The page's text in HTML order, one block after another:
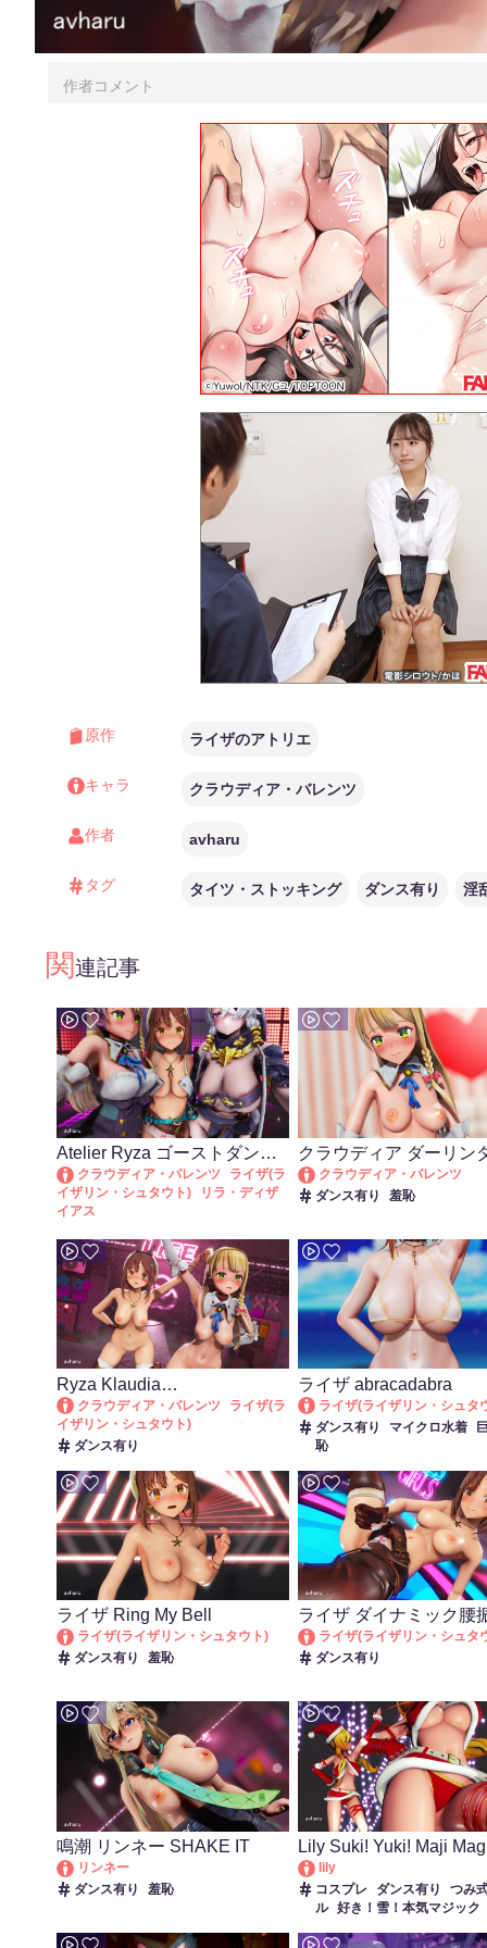
作者コメント
Iwaraの古い動画が見れるようになりましたね
原作 ライザのアトリエ
キャラ クラウディア・バレンツ
作者 avharu
タグ タイツ・ストッキング ダンス有り 淫
関連記事
Atelier Ryza ゴーストダンス
改変クラウディア・バレンツ
ライザ(ラ
イザリン・シュタウト)
リラ・ディザ
イアス
ング
ダンス有り 羞恥
クラウディア ダーリン
クラウディア・バレンツ
ダンス有り
羞恥
Ryza Klaudia
INTERGALACTIA
クラウディア・バレンツ
ライザ(ラ
イザリン・シュタウト)
ダンス有り
ライザ abracadabra
ライザ(ライザリン・シュタ
ダンス有り
マイクロ水着
恥
ライザ Ring My Bell
ライザ(ライザリン・シュタウト)
ダンス有り
羞恥
ライザ ダイナミック腰
ンスライザ(ライザリン・シュタ
ダンス有り
鳴潮 リンネー SHAKE IT
リンネー
ダンス有り
羞恥
Lily Suki! Yuki! Maji
MtUlily
コスプレ
ダンス有り
つみ
ル 好き！雪！本気マジック